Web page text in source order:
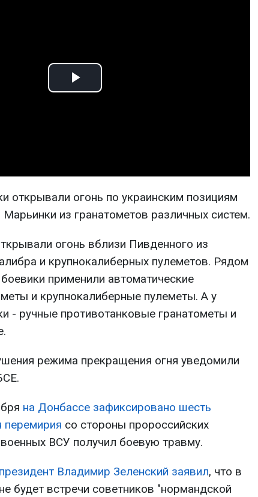
Play
открывали огонь по украинским позициям
из гранатометов различных систем.
огонь вблизи Пивденного из
и крупнокалиберных пулеметов. Рядом
применили автоматические
и крупнокалиберные пулеметы. А у
- ручные противотанковые гранатометы и
режима прекращения огня уведомили
на Донбассе зафиксировано шесть
перемирия со стороны пророссийских
ВСУ получил боевую травму.
президент Владимир Зеленский заявил, что в
будет встречи советников "нормандской